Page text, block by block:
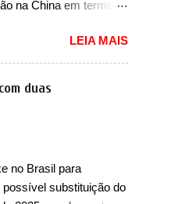
na China em termos
B05, a marca revelou as
em sua versão mais
na China, o compacto
de outras marcas de
SUV compacto A10.
um desenho mais
Os faróis cont...
LEIA MAIS
duas
no Brasil para
possível substituição do